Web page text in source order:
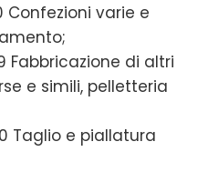
Confezioni varie e
Fabbricazione di altri
e simili, pelletteria
Taglio e piallatura